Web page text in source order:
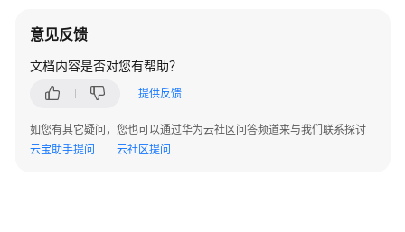
作
南
（普
版）
意见反馈
文档内容是否对您有帮助？
提供反馈
如您有其它疑问，您也可以通过华为云社区问答频道来与我们联系探讨
云宝助手提问
云社区提问